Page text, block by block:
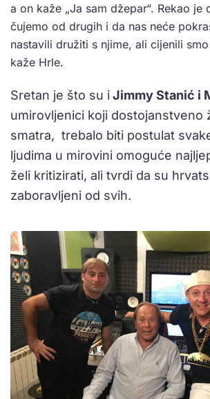
a on kaže „Ja sam džepar“. Rekao je
čujemo od drugih i da nas neće
nastavili družiti s njime, ali cijenili
kaže Hrle.
Sretan je što su iJimmy Stanić i
umirovljenici koji dostojanstveno
smatra, trebalo biti postulat
ljudima u mirovini omoguće
želi kritizirati, ali tvrdi da su
zaboravljeni od svih.